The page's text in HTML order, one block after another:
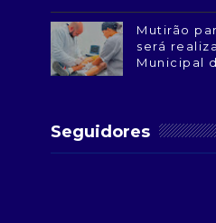
Mutirão
será
Municipal
Seguidores